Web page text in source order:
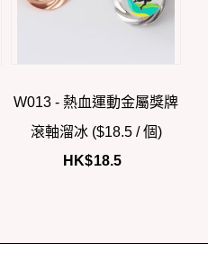
W013 - 熱血運動金屬獎牌
滾軸溜冰 ($18.5 / 個)
HK$18.5